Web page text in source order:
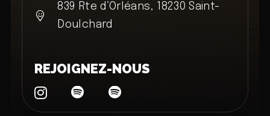
839 Rte d’Orléans, 18230 Saint-
Doulchard
REJOIGNEZ-NOUS